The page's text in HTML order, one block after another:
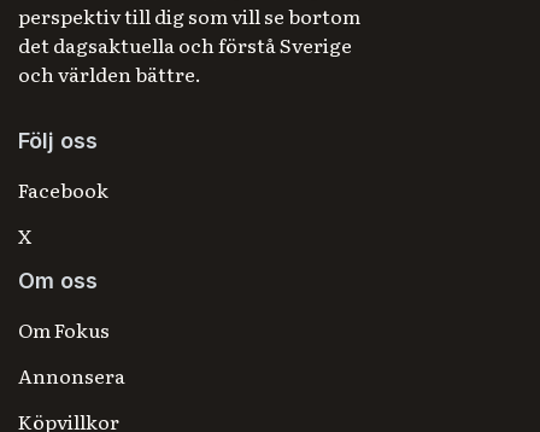
perspektiv till dig som vill se bortom
det dagsaktuella och förstå Sverige
och världen bättre.
Följ oss
Facebook
X
Om oss
Om Fokus
Annonsera
Köpvillkor